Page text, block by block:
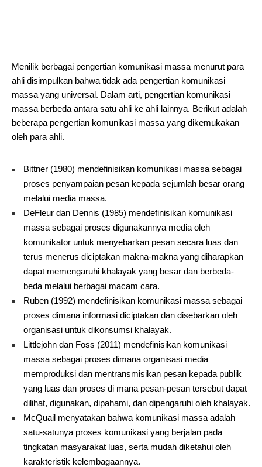
Menilik berbagai pengertian komunikasi massa menurut para
ahli disimpulkan bahwa tidak ada pengertian komunikasi
massa yang universal. Dalam arti, pengertian komunikasi
massa berbeda antara satu ahli ke ahli lainnya. Berikut adalah
beberapa pengertian komunikasi massa yang dikemukakan
oleh para ahli.
Bittner (1980) mendefinisikan komunikasi massa sebagai
proses penyampaian pesan kepada sejumlah besar orang
melalui media massa.
DeFleur dan Dennis (1985) mendefinisikan komunikasi
massa sebagai proses digunakannya media oleh
komunikator untuk menyebarkan pesan secara luas dan
terus menerus diciptakan makna-makna yang diharapkan
dapat memengaruhi khalayak yang besar dan berbeda-
beda melalui berbagai macam cara.
Ruben (1992) mendefinisikan komunikasi massa sebagai
proses dimana informasi diciptakan dan disebarkan oleh
organisasi untuk dikonsumsi khalayak.
Littlejohn dan Foss (2011) mendefinisikan komunikasi
massa sebagai proses dimana organisasi media
memproduksi dan mentransmisikan pesan kepada publik
yang luas dan proses di mana pesan-pesan tersebut dapat
dilihat, digunakan, dipahami, dan dipengaruhi oleh khalayak.
McQuail menyatakan bahwa komunikasi massa adalah
satu-satunya proses komunikasi yang berjalan pada
tingkatan masyarakat luas, serta mudah diketahui oleh
karakteristik kelembagaannya.